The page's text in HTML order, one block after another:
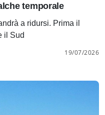
temporale
a ridursi. Prima il
il Sud
19/07/2026